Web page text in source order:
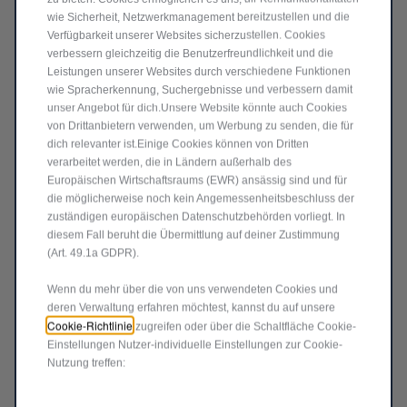
Price
is
94,34
€
Quantity
updated
to:
1
In den Warenkorb
Code 50291251
PREMIUM VELOURS-
wie Sicherheit, Netzwerkmanagement bereitzustellen und die
Verfügbarkeit unserer Websites sicherzustellen. Cookies
verbessern gleichzeitig die Benutzerfreundlichkeit und die
Leistungen unserer Websites durch verschiedene Funktionen
wie Spracherkennung, Suchergebnisse und verbessern damit
unser Angebot für dich.Unsere Website könnte auch Cookies
von Drittanbietern verwenden, um Werbung zu senden, die für
dich relevanter ist.Einige Cookies können von Dritten
verarbeitet werden, die in Ländern außerhalb des
Europäischen Wirtschaftsraums (EWR) ansässig sind und für
die möglicherweise noch kein Angemessenheitsbeschluss der
zuständigen europäischen Datenschutzbehörden vorliegt. In
diesem Fall beruht die Übermittlung auf deiner Zustimmung
(Art. 49.1a GDPR).
Wenn du mehr über die von uns verwendeten Cookies und
deren Verwaltung erfahren möchtest, kannst du auf unsere
Cookie-Richtlinie zugreifen oder über die Schaltfläche Cookie-
Einstellungen Nutzer-individuelle Einstellungen zur Cookie-
Nutzung treffen: